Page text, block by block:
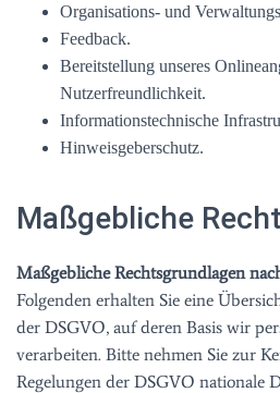
Organisations- und
Feedback.
Bereitstellung unseres
Nutzerfreundlichkeit.
Informationstechnische
Hinweisgeberschutz.
Maßgebliche
Maßgebliche Rechtsgrundlagen
Folgenden erhalten Sie eine
der DSGVO, auf deren Basis wir
verarbeiten. Bitte nehmen Sie zur
Regelungen der DSGVO nationale